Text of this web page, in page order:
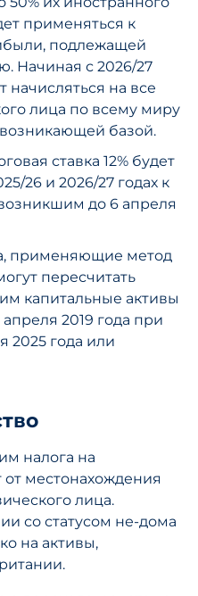
применяться к
подлежащей
Начиная с 2026/27
начисляться на все
лица по всему миру
возникающей базой.
ставка 12% будет
26 и 2026/27 годах к
до 6 апреля
применяющие метод
пересчитать
капитальные активы
2019 года при
2025 года или
налога на
от местонахождения
лица.
со статусом не-дома
на активы,